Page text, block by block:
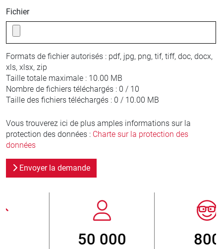
Fichier
Formats de fichier autorisés : pdf, jpg, png, tif, tiff, doc, docx,
xls, xlsx, zip
Taille totale maximale : 10.00 MB
Nombre de fichiers téléchargés : 0 / 10
Taille des fichiers téléchargés : 0 / 10.00 MB
Vous trouverez ici de plus amples informations sur la
protection des données : Charte sur la protection des
données
Envoyer la demande
> 3 500 000